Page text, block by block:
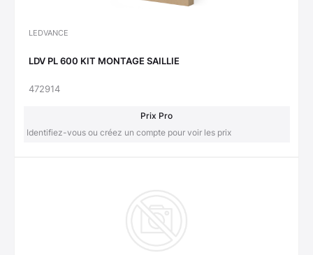
LEDVANCE
LDV PL 600 KIT MONTAGE SAILLIE
472914
Prix Pro
Identifiez-vous ou créez un compte pour voir les prix